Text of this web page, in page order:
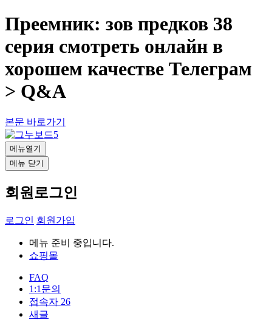
Преемник: зов предков 38
серия смотреть онлайн в
хорошем качестве Телеграм
> Q&A
본문 바로가기
메뉴열기
메뉴 닫기
회원로그인
로그인 회원가입
메뉴 준비 중입니다.
쇼핑몰
FAQ
1:1문의
접속자 26
새글